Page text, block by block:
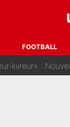
FOOTBALL
Tadej Pogacar :
signatures en
: Nouveau